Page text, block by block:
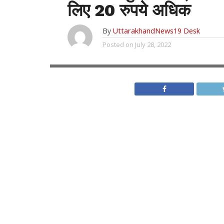
लिए 20 रुपये अधिक
By UttarakhandNews19 Desk
Posted on July 28, 2022